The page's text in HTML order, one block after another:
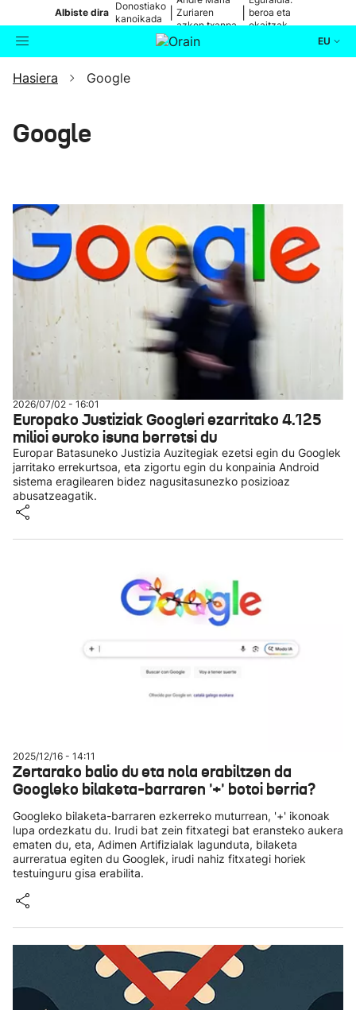
Albiste dira
Donostiako
kanoikada
Zuriaren
azken txanpa
beroa eta
ekaitzak
EU
Bilatzailea
Eguraldia
Hasiera Google
Google
2026/07/02 - 16:01
Europako Justiziak Googleri ezarritako 4.125
milioi euroko isuna berretsi du
Europar Batasuneko Justizia Auzitegiak ezetsi egin du Googlek
jarritako errekurtsoa, eta zigortu egin du konpainia Android
sistema eragilearen bidez nagusitasunezko posizioaz
abusatzeagatik.
2025/12/16 - 14:11
Zertarako balio du eta nola erabiltzen da
Googleko bilaketa-barraren '+' botoi berria?
Googleko bilaketa-barraren ezkerreko muturrean, '+' ikonoak
lupa ordezkatu du. Irudi bat zein fitxategi bat eransteko aukera
ematen du, eta, Adimen Artifizialak lagunduta, bilaketa
aurreratua egiten du Googlek, irudi nahiz fitxategi horiek
testuinguru gisa erabilita.